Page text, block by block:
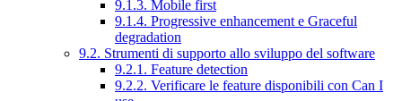
9.1.3. Mobile first
9.1.4. Progressive enhancement e Graceful
degradation
9.2. Strumenti di supporto allo sviluppo del software
9.2.1. Feature detection
9.2.2. Verificare le feature disponibili con Can I